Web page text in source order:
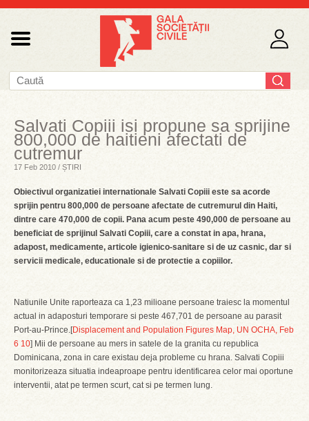
Salvati Copiii isi propune sa sprijine
800,000 de haitieni afectati de
cutremur
17 Feb 2010 / ȘTIRI
Obiectivul organizatiei internationale Salvati Copiii este sa acorde
sprijin pentru 800,000 de persoane afectate de cutremurul din Haiti,
dintre care 470,000 de copii. Pana acum peste 490,000 de persoane au
beneficiat de sprijinul Salvati Copiii, care a constat in apa, hrana,
adapost, medicamente, articole igienico-sanitare si de uz casnic, dar si
servicii medicale, educationale si de protectie a copiilor.
Natiunile Unite raporteaza ca 1,23 milioane persoane traiesc la momentul
actual in adaposturi temporare si peste 467,701 de persoane au parasit
Port-au-Prince.[Displacement and Population Figures Map, UN OCHA, Feb
6 10] Mii de persoane au mers in satele de la granita cu republica
Dominicana, zona in care existau deja probleme cu hrana. Salvati Copiii
monitorizeaza situatia indeaproape pentru identificarea celor mai oportune
interventii, atat pe termen scurt, cat si pe termen lung.